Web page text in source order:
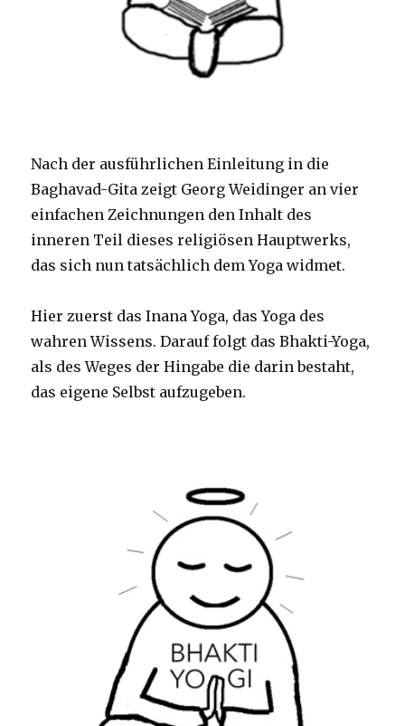
Nach der ausführlichen Einleitung in die
Baghavad-Gita zeigt Georg Weidinger an vier
einfachen Zeichnungen den Inhalt des
inneren Teil dieses religiösen Hauptwerks,
das sich nun tatsächlich dem Yoga widmet.
Hier zuerst das Inana Yoga, das Yoga des
wahren Wissens. Darauf folgt das Bhakti-Yoga,
als des Weges der Hingabe die darin bestaht,
das eigene Selbst aufzugeben.